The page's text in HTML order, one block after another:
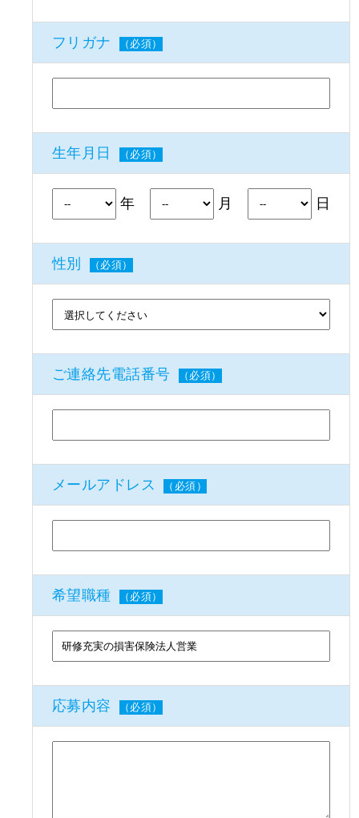
フリガナ （必須）
生年月日 （必須）
年 月 日
性別 （必須）
ご連絡先電話番号 （必須）
メールアドレス （必須）
希望職種 （必須）
応募内容 （必須）